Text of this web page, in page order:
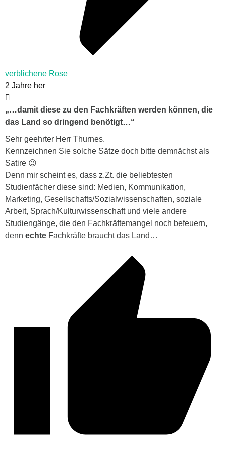
verblichene Rose
2 Jahre her
„…damit diese zu den Fachkräften werden können, die
das Land so dringend benötigt…“
Sehr geehrter Herr Thurnes.
Kennzeichnen Sie solche Sätze doch bitte demnächst als
Satire 😉
Denn mir scheint es, dass z.Zt. die beliebtesten
Studienfächer diese sind: Medien, Kommunikation,
Marketing, Gesellschafts/Sozialwissenschaften, soziale
Arbeit, Sprach/Kulturwissenschaft und viele andere
Studiengänge, die den Fachkräftemangel noch befeuern,
denn echte Fachkräfte braucht das Land…